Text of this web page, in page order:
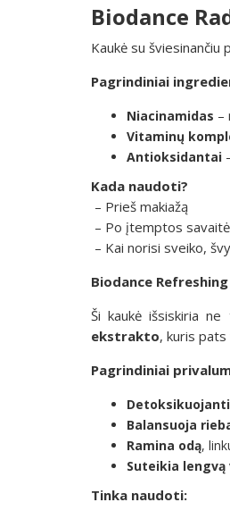
Biodance
Kaukė su šviesinančiu
Pagrindiniai
Niacinamidas –
Vitaminų
Antioksidantai
Kada naudoti?
– Prieš makiažą
– Po įtemptos
– Kai norisi sveiko,
Biodance
Ši kaukė išsiskiria
ekstrakto, kuris
Pagrindiniai
Balansuoja
Ramina odą,
Suteikia
Tinka naudoti: